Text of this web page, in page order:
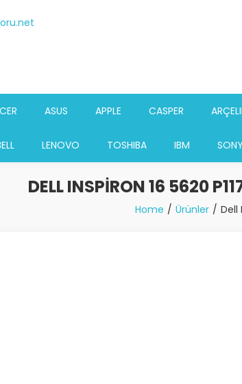
ASUS APPLE CASPER
LENOVO TOSHIBA IBM SONY
DELL INSPIRON 16 5620
Home Ürünler Dell